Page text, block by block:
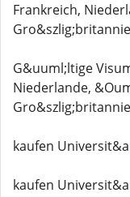
Frankreich,
G&uuml;ltige
Niederlande,
kaufen
kaufen